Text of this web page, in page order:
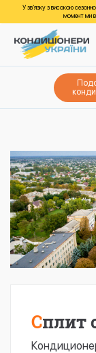
У зв’язку з високою
момент ми